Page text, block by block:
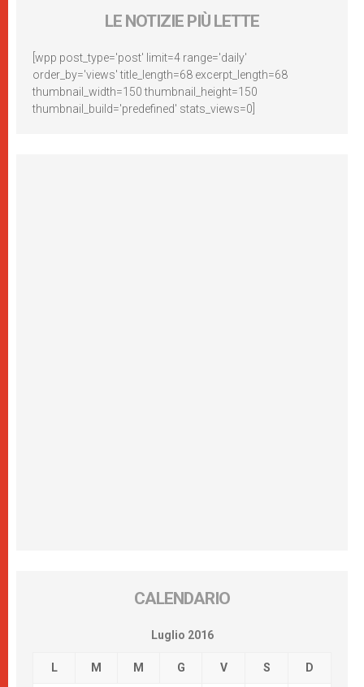
LE NOTIZIE PIÙ LETTE
[wpp post_type='post' limit=4 range='daily'
order_by='views' title_length=68 excerpt_length=68
thumbnail_width=150 thumbnail_height=150
thumbnail_build='predefined' stats_views=0]
CALENDARIO
Luglio 2016
L M M G V S D